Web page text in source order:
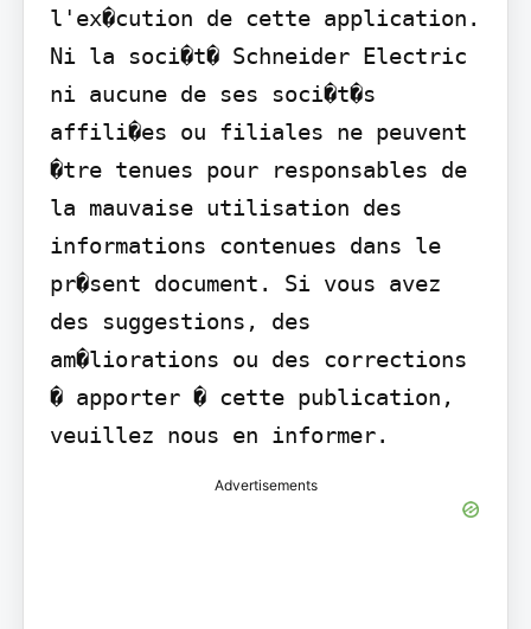
l'ex�cution de cette application.
Ni la soci�t� Schneider Electric
ni aucune de ses soci�t�s
affili�es ou filiales ne peuvent
�tre tenues pour responsables de
la mauvaise utilisation des
informations contenues dans le
pr�sent document. Si vous avez
des suggestions, des
am�liorations ou des corrections
� apporter � cette publication,
veuillez nous en informer.
Advertisements